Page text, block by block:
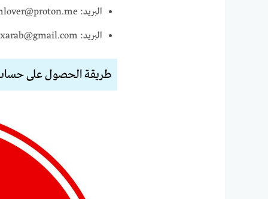
البريد: streamlover@proton.me، كلمة المرور: MovieNight25
البريد: flixarab@gmail.com، كلمة المرور: Netflix4All24
طريقة الحصول على